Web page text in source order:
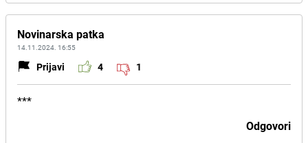
Novinarska patka
14.11.2024. 16:55
Prijavi 4 1
***
Odgovori